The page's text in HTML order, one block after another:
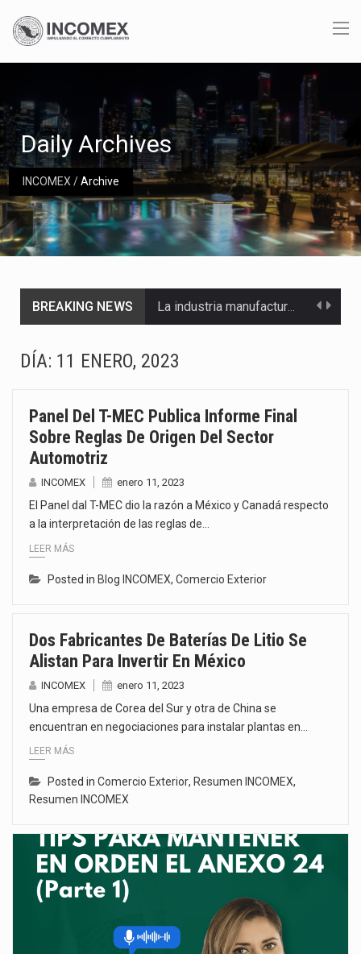
INCOMEX/Archive
Daily Archives
BREAKING NEWS La industria manufacturera de exportación afiliada a Index en Nuevo León ha alcanzado hasta 10%…
El Tribunal Federal de Justicia Administrativa (TFJA), a través de su Segunda Sala Regional en…
El gobierno federal creó mediante decreto la Oficina Presidencial para la Promoción de Inversiones, instancia…
DÍA: 11 ENERO, 2023
Panel Del T-MEC Publica Informe Final
Sobre Reglas De Origen Del Sector
Automotriz
INCOMEX enero 11, 2023
El Panel dal T-MEC dio la razón a México y Canadá respecto
a la interpretación de las reglas de…
LEER MÁS
Posted in Blog INCOMEX, Comercio Exterior
Dos Fabricantes De Baterías De Litio Se
Alistan Para Invertir En México
INCOMEX enero 11, 2023
Una empresa de Corea del Sur y otra de China se
encuentran en negociaciones para instalar plantas en…
LEER MÁS
Posted in Comercio Exterior, Resumen INCOMEX,
Resumen INCOMEX